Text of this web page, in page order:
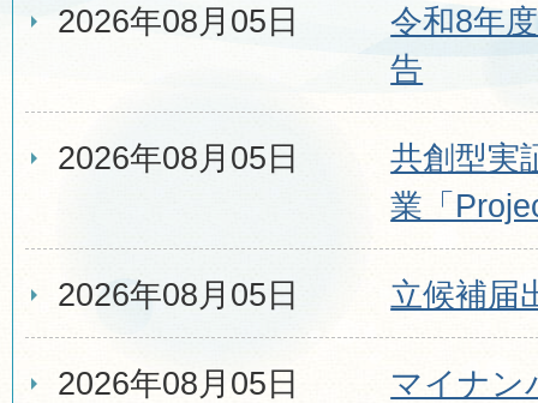
2026年08月05日
令和8年
告
2026年08月05日
共創型実
業「
2026年08月05日 立候補届
2026年08月05日
マイナン